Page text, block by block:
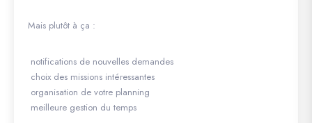
Mais plutôt à ça :
notifications de nouvelles demandes
choix des missions intéressantes
organisation de votre planning
meilleure gestion du temps